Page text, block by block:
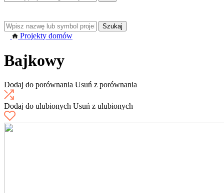
Projekty domów
Bajkowy
Dodaj do porównania Usuń z porównania
Dodaj do ulubionych Usuń z ulubionych